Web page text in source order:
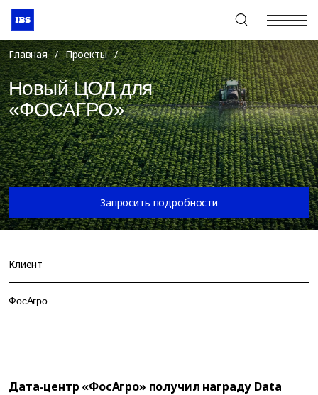
+7 (495) 967-80-80
Главная / Проекты /
Новый ЦОД для
«ФОСАГРО»
Запросить подробности
Клиент
ФосАгро
Дата-центр «ФосАгро» получил награду Data